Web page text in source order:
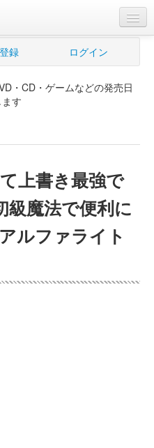
録 ログイン
・CD・ゲームなどの発売日
す
上書き最強で
級魔法で便利に
ルファライト